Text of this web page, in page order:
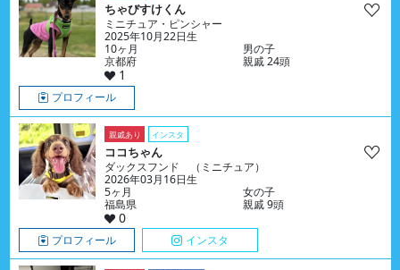
ちゃびすけくん
ミニチュア・ピンシャー
2025年10月22日生
10ヶ月
男の子
京都府
親戚 24頭
1
プロフィール
親戚あり インスタ
ココちゃん
ダックスフンド （ミニチュア）
2026年03月16日生
5ヶ月
女の子
福島県
親戚 9頭
0
プロフィール インスタ